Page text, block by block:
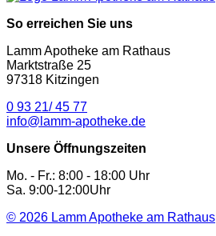
So erreichen Sie uns
Lamm Apotheke am Rathaus
Marktstraße 25
97318 Kitzingen
0 93 21/ 45 77
info@lamm-apotheke.de
Unsere Öffnungszeiten
Mo. - Fr.: 8:00 - 18:00 Uhr
Sa. 9:00-12:00Uhr
© 2026 Lamm Apotheke am Rathaus